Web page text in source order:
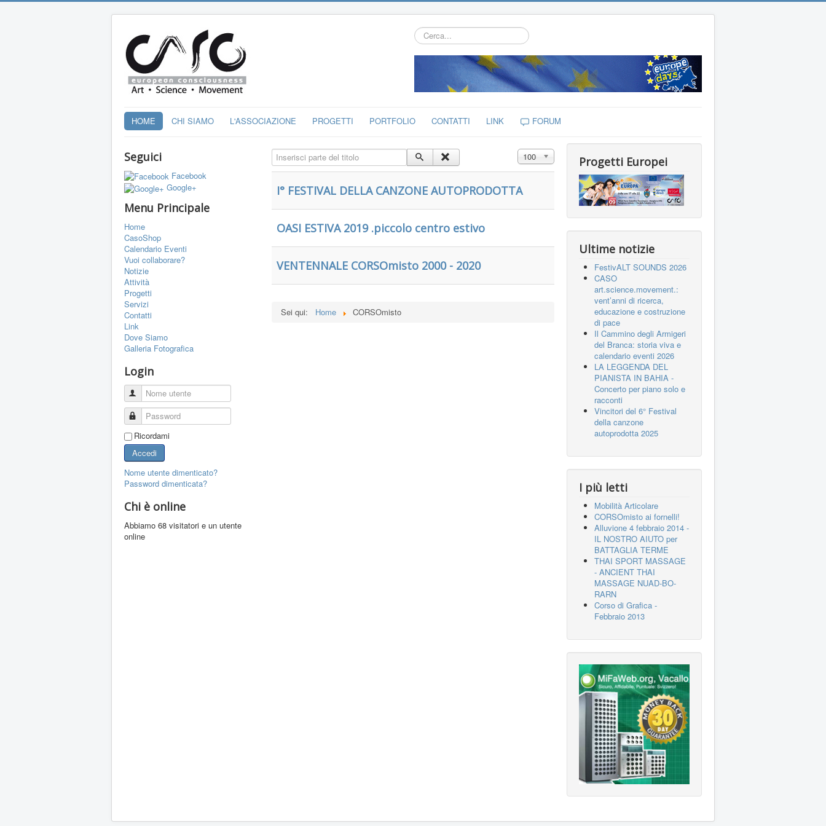
Cerca...
HOME CHI SIAMO L'ASSOCIAZIONE PROGETTI PORTFOLIO CONTATTI LINK FORUM
Seguici
Facebook
Google+
Menu Principale
Home
CasoShop
Calendario Eventi
Vuoi collaborare?
Notizie
Attività
Progetti
Servizi
Contatti
Link
Dove Siamo
Galleria Fotografica
Login
Nome utente
Password
Ricordami
Accedi
Nome utente dimenticato?
Password dimenticata?
Chi è online
Abbiamo 68 visitatori e un utente
online
Inserisci parte del titolo Visualizza n.
100
I° FESTIVAL DELLA CANZONE AUTOPRODOTTA
OASI ESTIVA 2019 .piccolo centro estivo
VENTENNALE CORSOmisto 2000 - 2020
Sei qui: Home CORSOmisto
Progetti Europei
Ultime notizie
FestivALT SOUNDS 2026
CASO
art.science.movement.:
vent’anni di ricerca,
educazione e costruzione
di pace
Il Cammino degli Armigeri
del Branca: storia viva e
calendario eventi 2026
LA LEGGENDA DEL
PIANISTA IN BAHIA -
Concerto per piano solo e
racconti
Vincitori del 6° Festival
della canzone
autoprodotta 2025
I più letti
Mobilità Articolare
CORSOmisto ai fornelli!
Alluvione 4 febbraio 2014 -
IL NOSTRO AIUTO per
BATTAGLIA TERME
THAI SPORT MASSAGE
- ANCIENT THAI
MASSAGE NUAD-BO-
RARN
Corso di Grafica -
Febbraio 2013